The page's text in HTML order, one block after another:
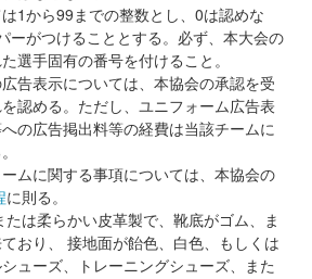
1から99までの整数とし、0は認めな
ーがつけることとする。必ず、本大会の
選手固有の番号を付けること。
告表示については、本協会の承認を受
認める。ただし、ユニフォーム広告表
の広告掲出料等の経費は当該チームに
ムに関する事項については、本協会の
に則る。
は柔らかい皮革製で、靴底がゴム、ま
おり、 接地面が飴色、白色、もしくは
ューズ、トレーニングシューズ、また